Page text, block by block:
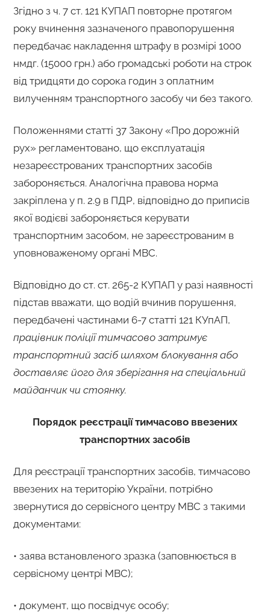
Згідно з ч. 7 ст. 121 КУПАП повторне протягом
року вчинення зазначеного правопорушення
передбачає накладення штрафу в розмірі 1000
нмдг. (15000 грн.) або громадські роботи на строк
від тридцяти до сорока годин з оплатним
вилученням транспортного засобу чи без такого.
Положеннями статті 37 Закону «Про дорожній
рух» регламентовано, що експлуатація
незареєстрованих транспортних засобів
забороняється. Аналогічна правова норма
закріплена у п. 2.9 в ПДР, відповідно до приписів
якої водієві забороняється керувати
транспортним засобом, не зареєстрованим в
уповноваженому органі МВС.
Відповідно до ст. ст. 265-2 КУПАП у разі наявності
підстав вважати, що водій вчинив порушення,
передбачені частинами 6-7 статті 121 КУпАП,
працівник поліції тимчасово затримує
транспортний засіб шляхом блокування або
доставляє його для зберігання на спеціальний
майданчик чи стоянку.
Порядок реєстрації тимчасово ввезених
транспортних засобів
Для реєстрації транспортних засобів, тимчасово
ввезених на територію України, потрібно
звернутися до сервісного центру МВС з такими
документами:
• заява встановленого зразка (заповнюється в
сервісному центрі МВС);
• документ, що посвідчує особу;